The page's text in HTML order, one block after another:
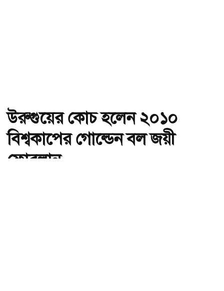
উরুগুয়ের কোচ হলেন ২০১০
বিশ্বকাপের গোল্ডেন বল জয়ী
ফোরলান